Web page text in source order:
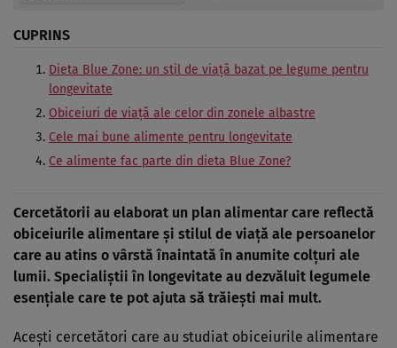
CUPRINS
Dieta Blue Zone: un stil de viață bazat pe legume pentru
longevitate
Obiceiuri de viață ale celor din zonele albastre
Cele mai bune alimente pentru longevitate
Ce alimente fac parte din dieta Blue Zone?
Cercetătorii au elaborat un plan alimentar care reflectă
obiceiurile alimentare și stilul de viață ale persoanelor
care au atins o vârstă înaintată în anumite colțuri ale
lumii. Specialiștii în longevitate au dezvăluit legumele
esențiale care te pot ajuta să trăiești mai mult.
Acești cercetători care au studiat obiceiurile alimentare